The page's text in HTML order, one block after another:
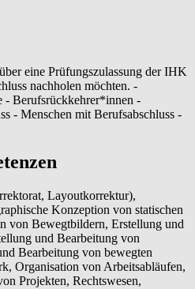
eine Prüfungszulassung der IHK
nachholen möchten. -
- Berufsrückkehrer*innen -
- Menschen mit Berufsabschluss -
Layoutkorrektur),
Konzeption von statischen
von Bewegtbildern, Erstellung und
und Bearbeitung von
Bearbeitung von bewegten
Organisation von Arbeitsabläufen,
Projekten, Rechtswesen,